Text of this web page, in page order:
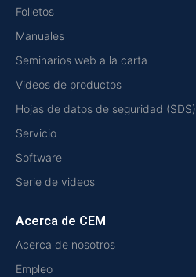
Folletos
Manuales
Seminarios web a la carta
Videos de productos
Hojas de datos de seguridad (SDS)
Servicio
Software
Serie de videos
Acerca de CEM
Acerca de nosotros
Empleo